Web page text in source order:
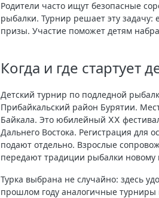
Родители часто ищут безопасные
рыбалки. Турнир решает эту задачу:
призы. Участие поможет детям
Когда и где стартует
Детский турнир по подледной
Прибайкальский район Бурятии.
Байкала. Это юбилейный XX
Дальнего Востока. Регистрация для
подают отдельно. Взрослые
передают традиции рыбалки новому
Турка выбрана не случайно: здесь
прошлом году аналогичные